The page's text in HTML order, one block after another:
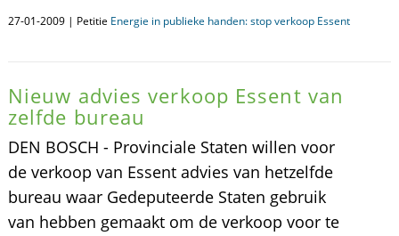
27-01-2009 | Petitie Energie in publieke handen: stop verkoop Essent
Nieuw advies verkoop Essent van
zelfde bureau
DEN BOSCH - Provinciale Staten willen voor
de verkoop van Essent advies van hetzelfde
bureau waar Gedeputeerde Staten gebruik
van hebben gemaakt om de verkoop voor te